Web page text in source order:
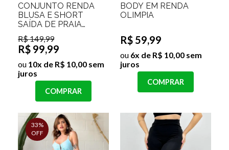
CONJUNTO RENDA
BLUSA E SHORT
SAÍDA DE PRAIA
LEIDIANE
R$ 149,99
R$ 99,99
ou 10x de R$ 10,00 sem
juros
COMPRAR
BODY EM RENDA
OLIMPIA
R$ 59,99
ou 6x de R$ 10,00 sem
juros
COMPRAR
33%
OFF